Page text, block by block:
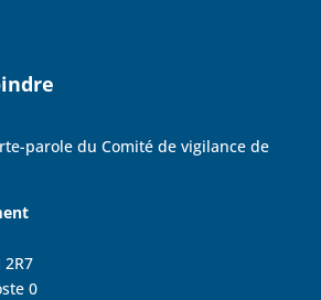
parole du Comité de vigilance de
2R7
0